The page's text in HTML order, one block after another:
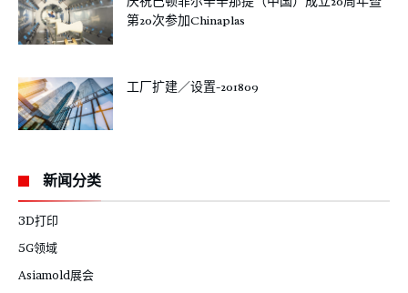
第20次参加Chinaplas
工厂扩建／设置-201809
新闻分类
3D打印
5G领域
Asiamold展会